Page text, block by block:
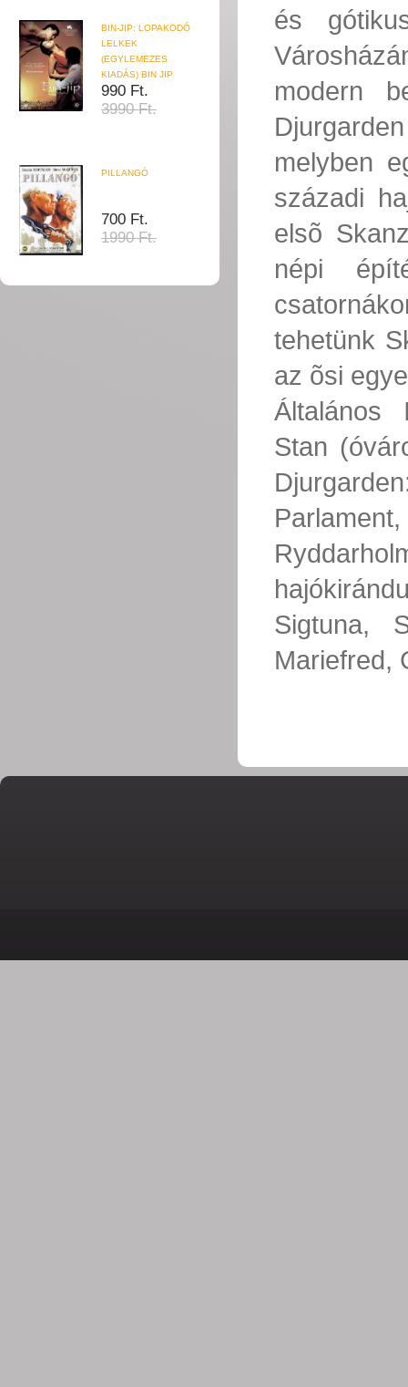
BIN-JIP: LOPAKODÓ
LELKEK
(EGYLEMEZES
KIADÁS) BIN JIP
990 Ft.
3990 Ft.
PILLANGÓ
700 Ft.
1990 Ft.
és
modern
melyben
századi
elsõ
népi
tehetünk
az õsi
Általános
Stan
Parlament,
Sigtuna,
Mariefred,